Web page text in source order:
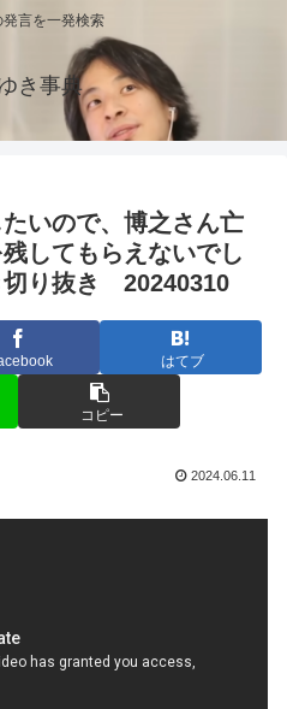
言を一発検索
き事典
たいので、博之さん亡
してもらえないでし
り抜き 20240310
はてブ
コピー
2024.06.11